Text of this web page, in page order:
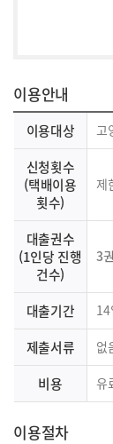
이용안내
이용대상 고
신청횟수
(택배이용
횟수)
제
대출권수
(1인당 진행
건수)
3권
대출기간 14
제출서류 없
비용 유
이용절차